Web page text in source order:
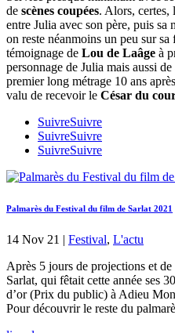
de scènes coupées. Alors, certes,
entre Julia avec son père, puis sa
on reste néanmoins un peu sur
témoignage de Lou de Laâge à
personnage de Julia mais aussi
premier long métrage 10 ans après
valu de recevoir le César du
SuivreSuivre
SuivreSuivre
SuivreSuivre
Palmarès du Festival du film de Sarlat 2021
14 Nov 21 | Festival, L'actu
Après 5 jours de projections et
Sarlat, qui fêtait cette année ses
d’or (Prix du public) à Adieu
Pour découvrir le reste du